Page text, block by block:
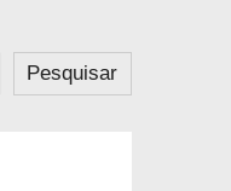
Pesquisar